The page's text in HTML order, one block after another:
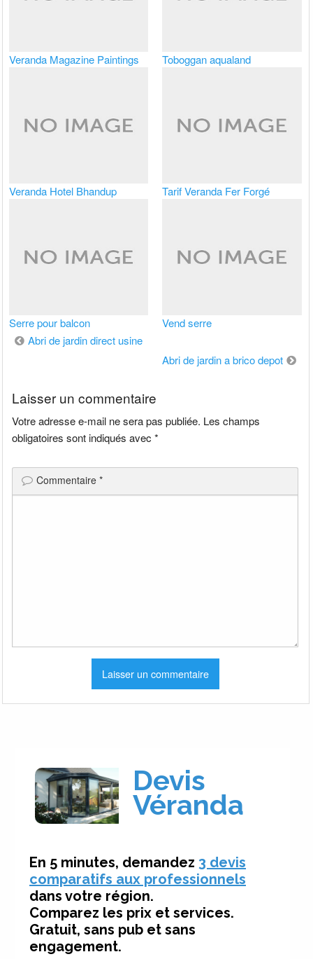
Veranda Magazine Paintings Toboggan aqualand
Veranda Hotel Bhandup Tarif Veranda Fer Forgé
Serre pour balcon Vend serre
Navigation
Abri de jardin direct usine
Abri de jardin a brico depot
Laisser un commentaire
Votre adresse e-mail ne sera pas publiée. Les champs
obligatoires sont indiqués avec*
Commentaire*